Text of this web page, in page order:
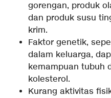
gorengan, produk
dan produk susu
krim.
Faktor genetik,
dalam keluarga,
kemampuan tubuh
kolesterol.
Kurang aktivitas